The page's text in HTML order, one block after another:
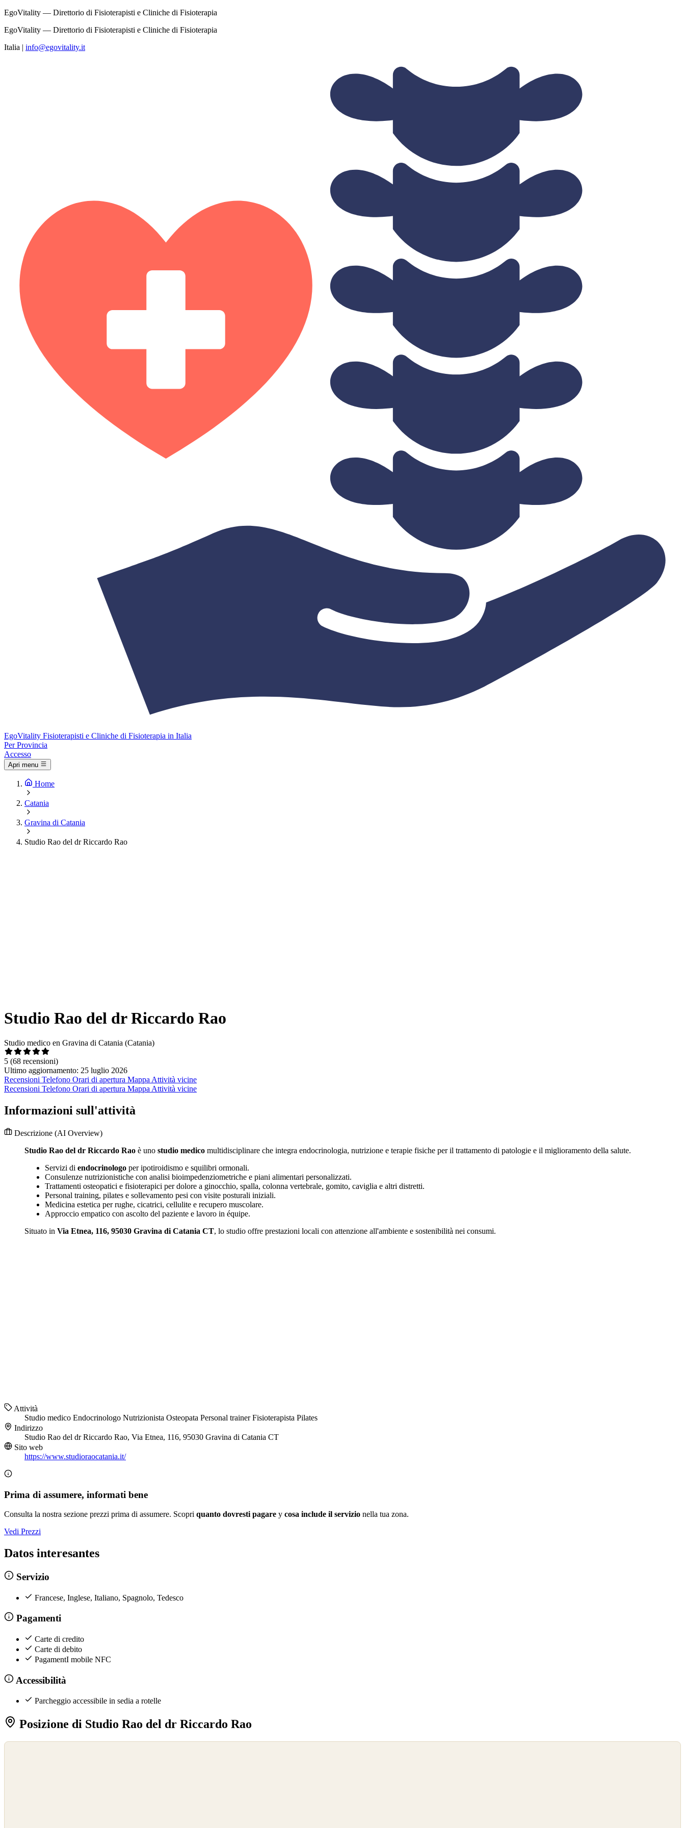
EgoVitality — Direttorio di Fisioterapisti e Cliniche di Fisioterapia
EgoVitality — Direttorio di Fisioterapisti e Cliniche di Fisioterapia
Italia | info@egovitality.it
EgoVitality Fisioterapisti e Cliniche di Fisioterapia in Italia
Per Provincia
Accesso
Apri menu
Home
Catania
Gravina di Catania
Studio Rao del dr Riccardo Rao
Studio Rao del dr Riccardo Rao
Studio medico en Gravina di Catania (Catania)
5 (68 recensioni)
Ultimo aggiornamento: 25 luglio 2026
Recensioni Telefono Orari di apertura Mappa Attività vicine
Recensioni Telefono Orari di apertura Mappa Attività vicine
Informazioni sull'attività
Descrizione (AI Overview)
Studio Rao del dr Riccardo Rao è uno studio medico multidisciplinare che integra endocrinologia, nutrizione e terapie fisiche per il trattamento di patologie e il miglioramento della salute.
Servizi di endocrinologo per ipotiroidismo e squilibri ormonali.
Consulenze nutrizionistiche con analisi bioimpedenziometriche e piani alimentari personalizzati.
Trattamenti osteopatici e fisioterapici per dolore a ginocchio, spalla, colonna vertebrale, gomito, caviglia e altri distretti.
Personal training, pilates e sollevamento pesi con visite posturali iniziali.
Medicina estetica per rughe, cicatrici, cellulite e recupero muscolare.
Approccio empatico con ascolto del paziente e lavoro in équipe.
Situato in Via Etnea, 116, 95030 Gravina di Catania CT, lo studio offre prestazioni locali con attenzione all'ambiente e sostenibilità nei consumi.
Attività
Studio medico Endocrinologo Nutrizionista Osteopata Personal trainerFisioterapista Pilates
Indirizzo
Studio Rao del dr Riccardo Rao, Via Etnea, 116, 95030 Gravina di Catania CT
Sito web
https://www.studioraocatania.it/
Prima di assumere, informati bene
Consulta la nostra sezione prezzi prima di assumere. Scopri quanto dovresti pagare y cosa include il servizio nella tua zona.
Vedi Prezzi
Datos interesantes
Servizio
Francese, Inglese, Italiano, Spagnolo, Tedesco
Pagamenti
Carte di credito
Carte di debito
PagamentI mobile NFC
Accessibilità
Parcheggio accessibile in sedia a rotelle
Posizione di Studio Rao del dr Riccardo Rao